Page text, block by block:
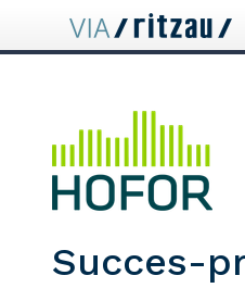
Succes-